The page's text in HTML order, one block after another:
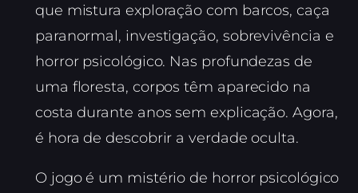
que mistura exploração com barcos, caça
paranormal, investigação, sobrevivência e
horror psicológico. Nas profundezas de
uma floresta, corpos têm aparecido na
costa durante anos sem explicação. Agora,
é hora de descobrir a verdade oculta.
O jogo é um mistério de horror psicológico